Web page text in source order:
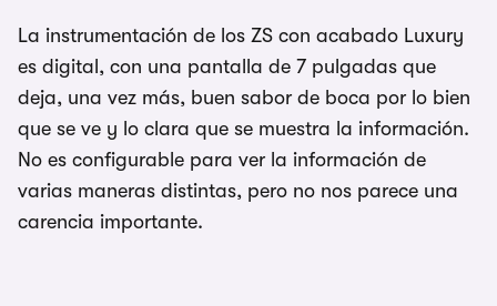
La instrumentación de los ZS con acabado Luxury
es digital, con una pantalla de 7 pulgadas que
deja, una vez más, buen sabor de boca por lo bien
que se ve y lo clara que se muestra la información.
No es configurable para ver la información de
varias maneras distintas, pero no nos parece una
carencia importante.